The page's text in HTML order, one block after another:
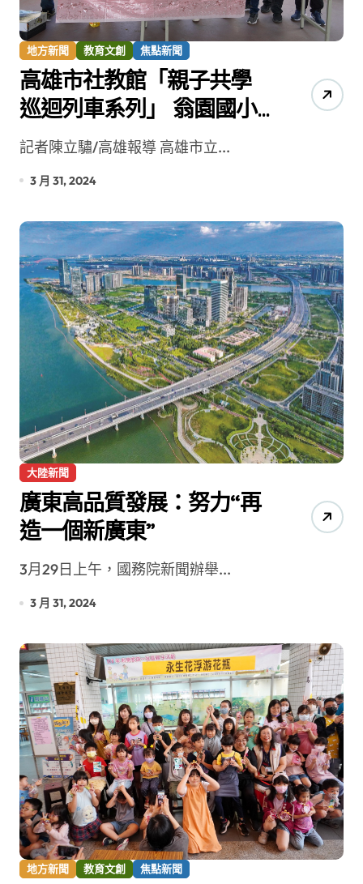
地方新聞 教育文創 焦點新聞
高雄市社教館「親子共學
巡迴列車系列」 翁園國小
親子製作道地美食
記者陳立驌/高雄報導 高雄市立...
3 月 31, 2024
大陸新聞
廣東高品質發展：努力“再
造一個新廣東”
3月29日上午，國務院新聞辦舉...
3 月 31, 2024
地方新聞 教育文創 焦點新聞